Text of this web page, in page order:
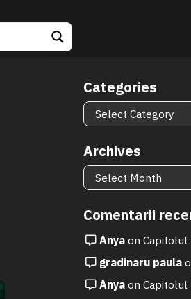
Categories
Categories
Archives
Archives
Comentarii
Anya onCapitolul
gradinaru paula
Anya onCapitolul